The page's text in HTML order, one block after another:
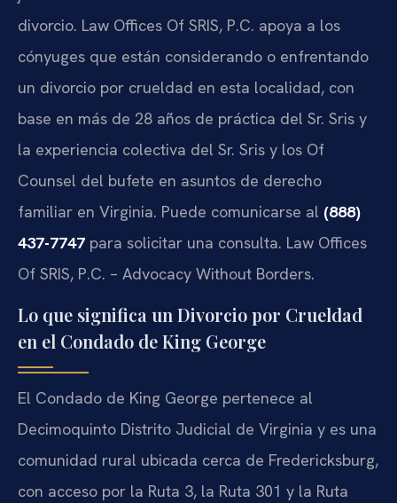
divorcio. Law Offices Of SRIS, P.C. apoya a los
cónyuges que están considerando o enfrentando
un divorcio por crueldad en esta localidad, con
base en más de 28 años de práctica del Sr. Sris y
la experiencia colectiva del Sr. Sris y los Of
Counsel del bufete en asuntos de derecho
familiar en Virginia. Puede comunicarse al (888)
437-7747 para solicitar una consulta. Law Offices
Of SRIS, P.C. – Advocacy Without Borders.
Lo que significa un Divorcio por Crueldad
en el Condado de King George
El Condado de King George pertenece al
Decimoquinto Distrito Judicial de Virginia y es una
comunidad rural ubicada cerca de Fredericksburg,
con acceso por la Ruta 3, la Ruta 301 y la Ruta